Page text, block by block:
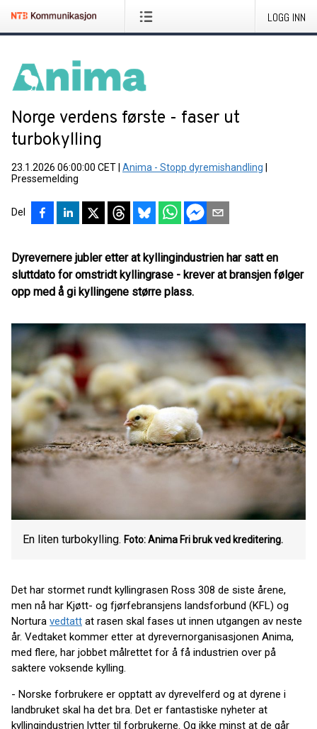
LOGG INN
Norge verdens første - faser ut
turbokylling
23.1.2026 06:00:00 CET Anima - Stopp dyremishandling
Pressemelding
Del
Dyrevernere jubler etter at kyllingindustrien har satt en
sluttdato for omstridt kyllingrase - krever at bransjen følger
opp med å gi kyllingene større plass.
En liten turbokylling. Foto: Anima Fri bruk ved kreditering.
Det har stormet rundt kyllingrasen Ross 308 de siste årene,
men nå har Kjøtt- og fjørfebransjens landsforbund (KFL) og
Nortura vedtatt at rasen skal fases ut innen utgangen av neste
år. Vedtaket kommer etter at dyrevernorganisasjonen Anima,
med flere, har jobbet målrettet for å få industrien over på
saktere voksende kylling.
- Norske forbrukere er opptatt av dyrevelferd og at dyrene i
landbruket skal ha det bra. Det er fantastiske nyheter at
kyllingindustrien lytter til forbrukerne. Og ikke minst at de går